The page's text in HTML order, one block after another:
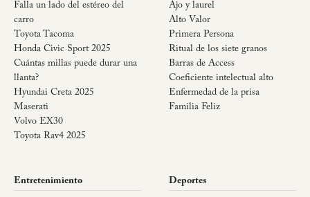
Falla un lado del estéreo del
carro
Toyota Tacoma
Honda Civic Sport 2025
Cuántas millas puede durar una
llanta?
Hyundai Creta 2025
Maserati
Volvo EX30
Toyota Rav4 2025
Ajo y laurel
Alto Valor
Primera Persona
Ritual de los siete granos
Barras de Access
Coeficiente intelectual alto
Enfermedad de la prisa
Familia Feliz
Entretenimiento Deportes